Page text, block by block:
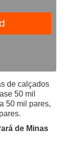
de calçados
50 mil
50 mil pares,
de Minas